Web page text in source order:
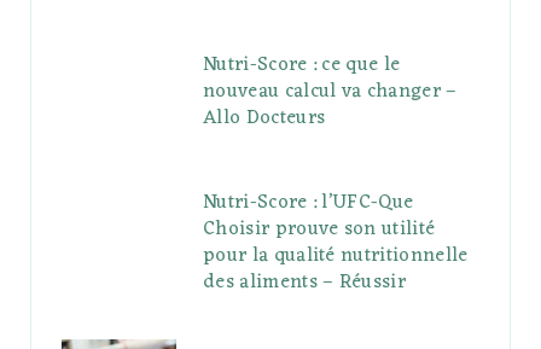
Nutri-Score : ce que le
nouveau calcul va changer –
Allo Docteurs
Nutri-Score : l’UFC-Que
Choisir prouve son utilité
pour la qualité nutritionnelle
des aliments – Réussir